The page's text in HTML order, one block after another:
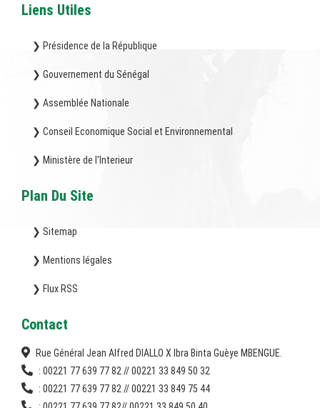
Liens Utiles
❯ Présidence de la République
❯ Gouvernement du Sénégal
❯ Assemblée Nationale
❯ Conseil Economique Social et Environnemental
❯ Ministère de l'Interieur
Plan Du Site
❯ Sitemap
❯ Mentions légales
❯ Flux RSS
Contact
Rue Général Jean Alfred DIALLO X Ibra Binta Guèye MBENGUE.
: 00221 77 639 77 82 // 00221 33 849 50 32
: 00221 77 639 77 82 // 00221 33 849 75 44